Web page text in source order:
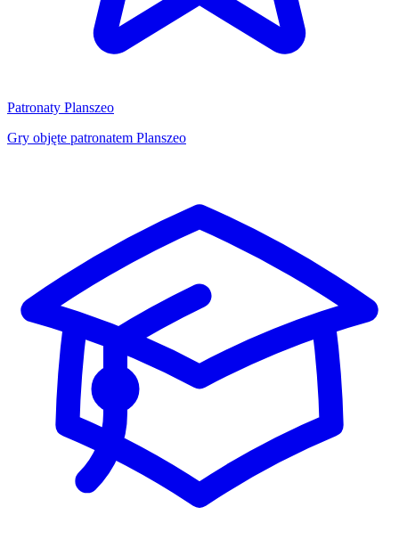
Patronaty Planszeo
Gry objęte patronatem Planszeo